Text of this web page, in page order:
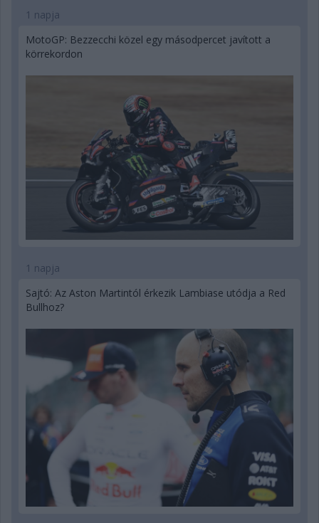
1 napja
MotoGP: Bezzecchi közel egy másodpercet javított a
körrekordon
1 napja
Sajtó: Az Aston Martintól érkezik Lambiase utódja a Red
Bullhoz?